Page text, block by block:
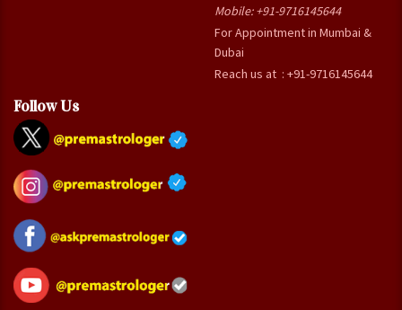
Mobile:+91-9716145644
For Appointment in Mumbai &
Dubai
Reach us at : +91-9716145644
Follow Us